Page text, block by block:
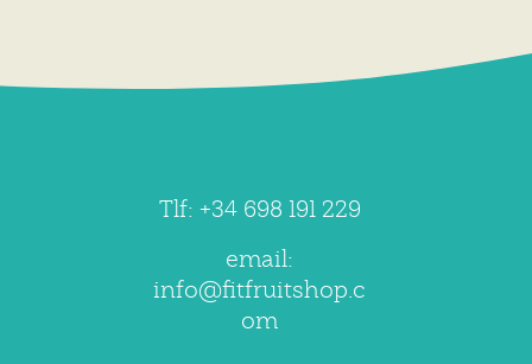
Tlf: +34 698 191 229
email:
info@fitfruitshop.c
om